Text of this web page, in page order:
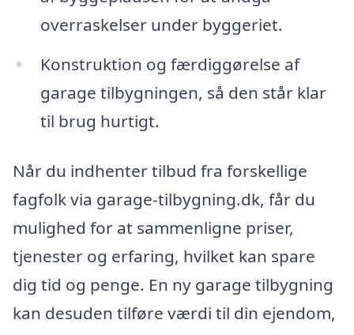
overraskelser under byggeriet.
Konstruktion og færdiggørelse af
garage tilbygningen, så den står klar
til brug hurtigt.
Når du indhenter tilbud fra forskellige
fagfolk via garage-tilbygning.dk, får du
mulighed for at sammenligne priser,
tjenester og erfaring, hvilket kan spare
dig tid og penge. En ny garage tilbygning
kan desuden tilføre værdi til din ejendom,